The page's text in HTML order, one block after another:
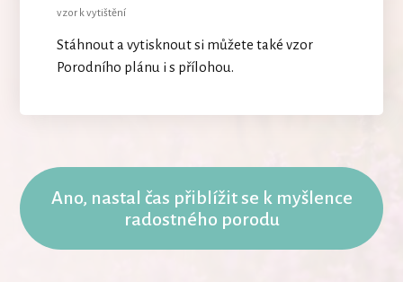
vzor k vytištění
Stáhnout a vytisknout si můžete také vzor
Porodního plánu i s přílohou.
Ano, nastal čas přiblížit se k myšlence
radostného porodu